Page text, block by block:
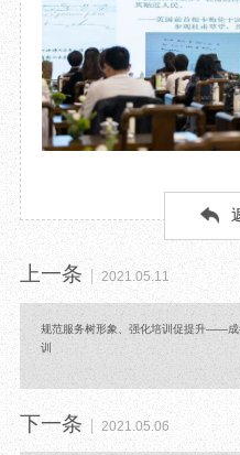
上一条 2021.05.11
规范服务树形象、强化培训促提升——成
训
下一条 2021.05.06